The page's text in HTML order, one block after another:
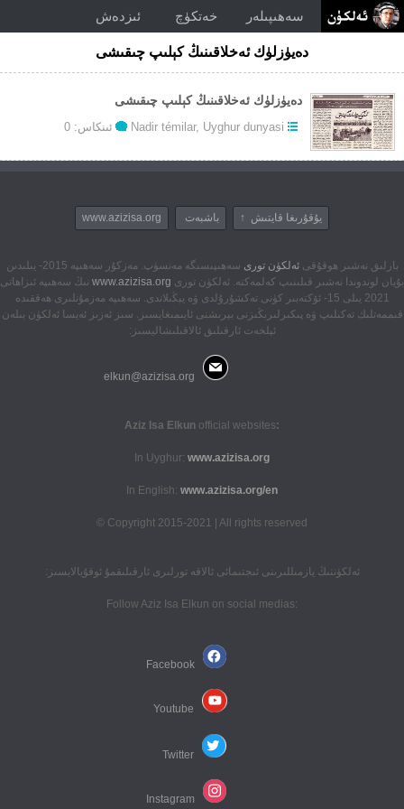
سەھىپىلەر خەتكۈچ ئىزدەش
دەيۈزلۈك ئەخلاقىنىڭ كېلىپ چىقىشى
دەيۈزلۈك ئەخلاقىنىڭ كېلىپ چىقىشى
Nadir témilar, Uyghur dunyasi ئىنكاس: 0
يۇقۇرىغا قايتىش ↑ باشبەت www.azizisa.org
بارلىق نەشىر ھوقۇقىئەلكۈن تورى
سەھىپىسىگە مەنسۈپ. مەزكۇر سەھىپە 2015- يىلىدىن
بۇيان لوندوندا نەشىر قىلىنىپ كەلمەكتە. ئەلكۈن تورى www.azizisa.org نىڭ سەھىپە ئىزاھاتى
2021 يىلى 15- ئۆكتەبىر كۈنى تەكشۇرۇلدى ۋە يېڭىلاندى. سەھىپە مەزمۇنلىرى ھەققىدە
قىممەتلىك تەكىلىپ ۋە پىكىرلىرىڭىزنى بېرىشنى ئايىمىغايسىز. سىز ئەزىز ئەيسا ئەلكۈن بىلەن
ئېلخەت ئارقىلىق ئالاقىلىشاليسىز:
:Aziz Isa Elkun
official websites
In Uyghur: www.azizisa.org
In English: www.azizisa.org/en
Copyright 2015-2021 | All rights reserved ©
ئەلكۈننىڭ يازمىللىرىنى ئىجتىمائى ئالاقە تورلىرى ئارقىلىقمۇ ئوقۇيالايسىز:
:Follow Aziz Isa Elkun on social medias